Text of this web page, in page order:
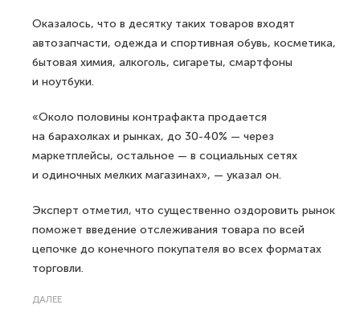
Оказалось, что в десятку таких товаров входят
автозапчасти, одежда и спортивная обувь, косметика,
бытовая химия, алкоголь, сигареты, смартфоны
и ноутбуки.
«Около половины контрафакта продается
на барахолках и рынках, до 30-40% — через
маркетплейсы, остальное — в социальных сетях
и одиночных мелких магазинах», — указал он.
Эксперт отметил, что существенно оздоровить рынок
поможет введение отслеживания товара по всей
цепочке до конечного покупателя во всех форматах
торговли.
ДАЛЕЕ